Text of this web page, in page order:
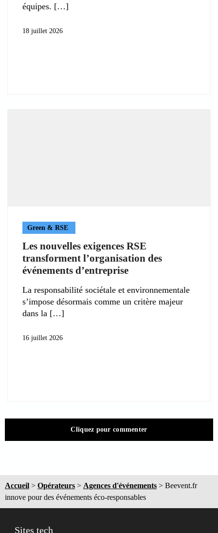
équipes.
18 juillet 2026
Green & RSE
Les nouvelles exigences RSE
transforment l’organisation des
événements d’entreprise
La responsabilité sociétale et environnementale
s’impose désormais comme un critère majeur
dans la
16 juillet 2026
Cliquez pour commenter
Accueil > Opérateurs > Agences d'événements > Beevent.fr
innove pour des événements éco-responsables
Sites tech